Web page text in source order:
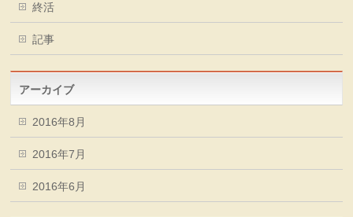
終活
記事
アーカイブ
2016年8月
2016年7月
2016年6月